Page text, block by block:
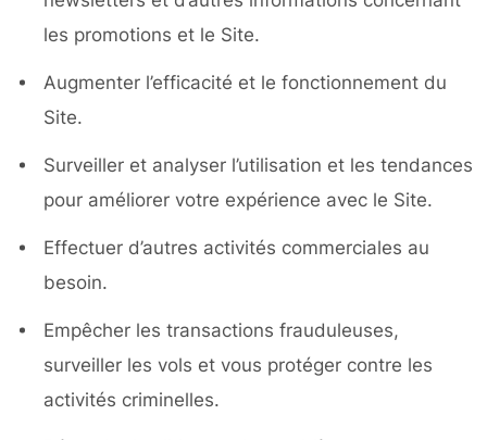
les promotions et le Site.
Augmenter l’efficacité et le fonctionnement du
Site.
Surveiller et analyser l’utilisation et les tendances
pour améliorer votre expérience avec le Site.
Effectuer d’autres activités commerciales au
besoin.
Empêcher les transactions frauduleuses,
surveiller les vols et vous protéger contre les
activités criminelles.